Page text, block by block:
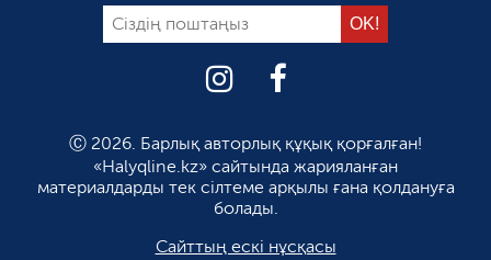
Ⓒ 2026. Барлық авторлық құқық қорғалған!
«Halyqline.kz» сайтында жарияланған
материалдарды тек сілтеме арқылы ғана қолдануға
болады.
Сайттың ескі нұсқасы